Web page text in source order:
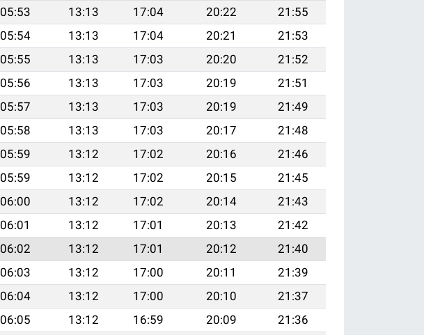
05:53 13:13 17:04 20:22
21:55
05:54 13:13 17:04 20:21
21:53
05:55 13:13 17:03 20:20
21:52
05:56 13:13 17:03 20:19
21:51
05:57 13:13 17:03 20:19
21:49
05:58 13:13 17:03 20:17
21:48
05:59 13:12 17:02 20:16
21:46
05:59 13:12 17:02 20:15
21:45
06:00 13:12 17:02 20:14
21:43
06:01 13:12 17:01 20:13
21:42
06:02 13:12 17:01 20:12
21:40
06:03 13:12 17:00 20:11
21:39
06:04 13:12 17:00 20:10
21:37
06:05 13:12 16:59 20:09
21:36